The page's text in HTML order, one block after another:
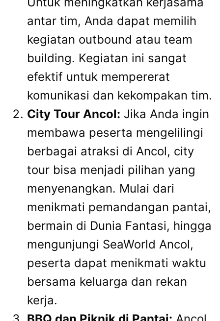
antar tim, Anda dapat memilih
kegiatan outbound atau team
building. Kegiatan ini sangat
efektif untuk mempererat
komunikasi dan kekompakan tim.
City Tour Ancol: Jika Anda ingin
membawa peserta mengelilingi
berbagai atraksi di Ancol, city
tour bisa menjadi pilihan yang
menyenangkan. Mulai dari
menikmati pemandangan pantai,
bermain di Dunia Fantasi, hingga
mengunjungi SeaWorld Ancol,
peserta dapat menikmati waktu
bersama keluarga dan rekan
kerja.